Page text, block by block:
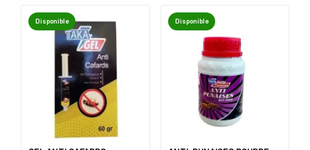
Disponible Disponible